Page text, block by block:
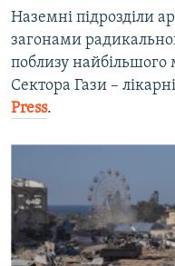
Auto
Наземні підрозділи
загонами
поблизу
Сектора Гази –
Press.